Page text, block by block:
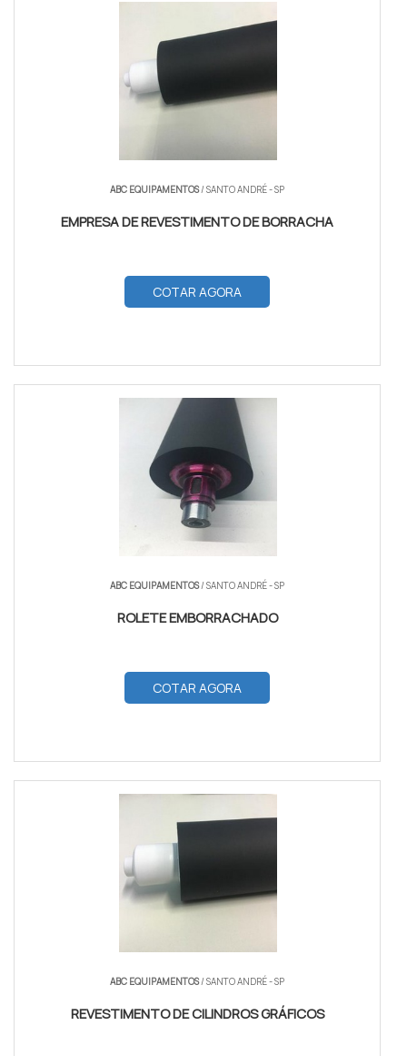
ABC EQUIPAMENTOS/ SANTO ANDRÉ - SP
EMPRESA DE REVESTIMENTO DE BORRACHA
COTAR AGORA
ABC EQUIPAMENTOS/ SANTO ANDRÉ - SP
ROLETE EMBORRACHADO
COTAR AGORA
ABC EQUIPAMENTOS/ SANTO ANDRÉ - SP
REVESTIMENTO DE CILINDROS GRÁFICOS